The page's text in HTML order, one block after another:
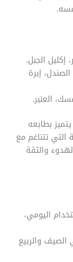
إكليل الجبل.
إبرة
العنبر.
يتميز بطابعه
تتناغم مع
والثقة
اليومي،
والربيع